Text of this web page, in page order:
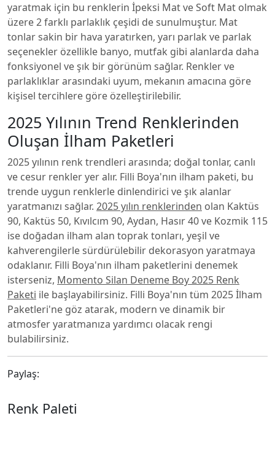
yaratmak için bu renklerin İpeksi Mat ve Soft Mat olmak
üzere 2 farklı parlaklık çeşidi de sunulmuştur. Mat
tonlar sakin bir hava yaratırken, yarı parlak ve parlak
seçenekler özellikle banyo, mutfak gibi alanlarda daha
fonksiyonel ve şık bir görünüm sağlar. Renkler ve
parlaklıklar arasındaki uyum, mekanın amacına göre
kişisel tercihlere göre özelleştirilebilir.
2025 Yılının Trend Renklerinden
Oluşan İlham Paketleri
2025 yılının renk trendleri arasında; doğal tonlar, canlı
ve cesur renkler yer alır. Filli Boya'nın ilham paketi, bu
trende uygun renklerle dinlendirici ve şık alanlar
yaratmanızı sağlar. 2025 yılın renklerinden olan Kaktüs
90, Kaktüs 50, Kıvılcım 90, Aydan, Hasır 40 ve Kozmik 115
ise doğadan ilham alan toprak tonları, yeşil ve
kahverengilerle sürdürülebilir dekorasyon yaratmaya
odaklanır. Filli Boya'nın ilham paketlerini denemek
isterseniz, Momento Silan Deneme Boy 2025 Renk
Paketi ile başlayabilirsiniz. Filli Boya'nın tüm 2025 İlham
Paketleri'ne göz atarak, modern ve dinamik bir
atmosfer yaratmanıza yardımcı olacak rengi
bulabilirsiniz.
Paylaş:
Renk Paleti